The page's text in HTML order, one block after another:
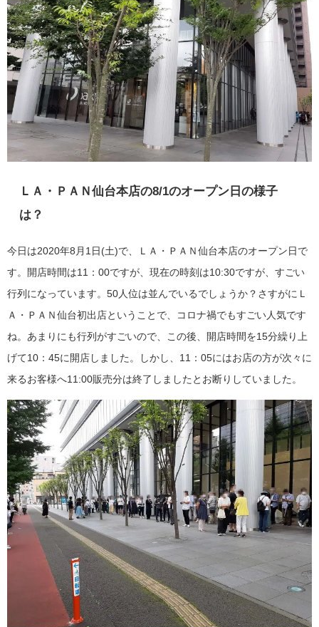
ＬＡ・ＰＡＮ仙台本店の8/1のオープン日の様子
は？
今日は2020年8月1日(土)で、ＬＡ・ＰＡＮ仙台本店のオープン日で
す。開店時間は11：00ですが、現在の時刻は10:30ですが、すごい
行列になっています。50人位は並んでいるでしょうか？さすがにＬ
Ａ・ＰＡＮ仙台初出店ということで、コロナ禍でもすごい人気です
ね。あまりにも行列がすごいので、この後、開店時間を15分繰り上
げて10：45に開店しました。しかし、11：05にはお店の方が次々に
来るお客様へ11:00販売分は終了しましたとお断りしていました。